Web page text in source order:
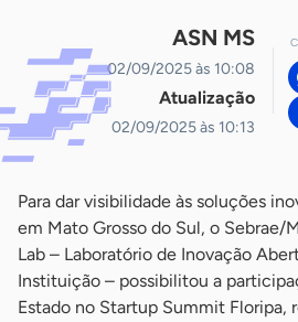
ASN MS
02/09/2025 às 10:08
Atualização
02/09/2025 às 10:13
Para dar visibilidade às soluções
em Mato Grosso do Sul, o Sebrae/
Lab – Laboratório de Inovação
Instituição – possibilitou a
Estado no Startup Summit Floripa,